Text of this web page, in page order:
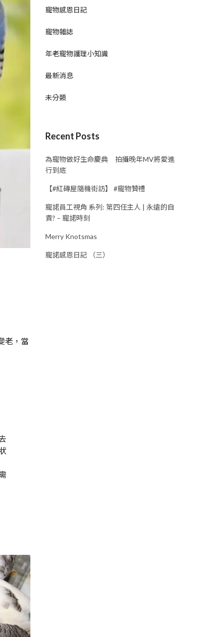
老，當
寵物感恩日記
寵物雜誌
年老寵物護理小知識
最新消息
未分類
Recent Posts
為寵物做好生命慶典 拍攝晚年MV將愛進
行到底
【#紅磚屋隨機街訪】 #寵物贊禮
寵諾員工視角 系列: 第四任主人 | 永遠的自
責? – 寵諾時刻
Merry Knotsmas
寵諾感恩日記 （三）